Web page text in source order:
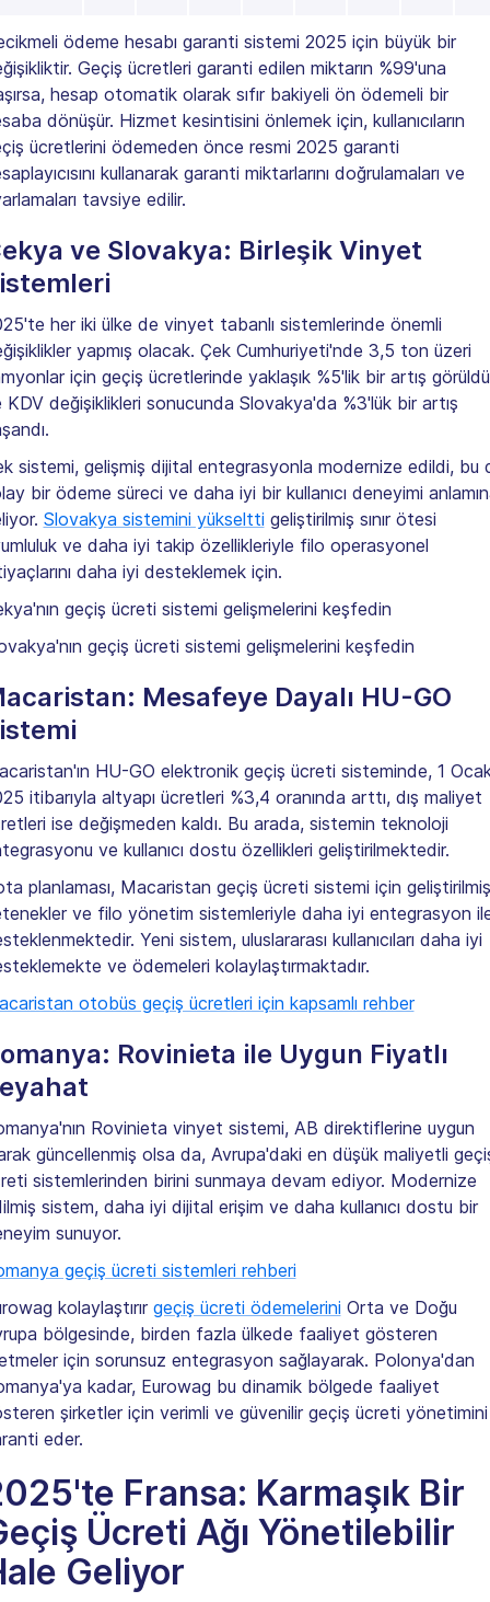
ödeme hesabı garanti sistemi 2025 için büyük bir
Geçiş ücretleri garanti edilen miktarın %99'una
hesap otomatik olarak sıfır bakiyeli ön ödemeli bir
dönüşür. Hizmet kesintisini önlemek için, kullanıcıların
ücretlerini ödemeden önce resmi 2025 garanti
kullanarak garanti miktarlarını doğrulamaları ve
tavsiye edilir.
ve Slovakya: Birleşik Vinyet
her iki ülke de vinyet tabanlı sistemlerinde önemli
yapmış olacak. Çek Cumhuriyeti'nde 3,5 ton üzeri
için geçiş ücretlerinde yaklaşık %5'lik bir artış görüldü
KDV değişiklikleri sonucunda Slovakya'da %3'lük bir artış
sistemi, gelişmiş dijital entegrasyonla modernize edildi, bu
bir ödeme süreci ve daha iyi bir kullanıcı deneyimi
Slovakya sistemini yükseltti geliştirilmiş sınır ötesi
ve daha iyi takip özellikleriyle filo operasyonel
daha iyi desteklemek için.
geçiş ücreti sistemi gelişmelerini keşfedin
geçiş ücreti sistemi gelişmelerini keşfedin
Mesafeye Dayalı HU-GO
HU-GO elektronik geçiş ücreti sisteminde, 1
itibarıyla altyapı ücretleri %3,4 oranında arttı, dış maliyet
ise değişmeden kaldı. Bu arada, sistemin teknoloji
ve kullanıcı dostu özellikleri geliştirilmektedir.
planlaması, Macaristan geçiş ücreti sistemi için geliştirilmiş
ve filo yönetim sistemleriyle daha iyi entegrasyon
Yeni sistem, uluslararası kullanıcıları daha iyi
ve ödemeleri kolaylaştırmaktadır.
otobüs geçiş ücretleri için kapsamlı rehber
Rovinieta ile Uygun Fiyatlı
Rovinieta vinyet sistemi, AB direktiflerine uygun
güncellenmiş olsa da, Avrupa'daki en düşük maliyetli
sistemlerinden birini sunmaya devam ediyor. Modernize
sistem, daha iyi dijital erişim ve daha kullanıcı dostu bir
sunuyor.
geçiş ücreti sistemleri rehberi
kolaylaştırır geçiş ücreti ödemelerini Orta ve Doğu
bölgesinde, birden fazla ülkede faaliyet gösteren
için sorunsuz entegrasyon sağlayarak. Polonya'dan
kadar, Eurowag bu dinamik bölgede faaliyet
şirketler için verimli ve güvenilir geçiş ücreti yönetimini
eder.
Fransa: Karmaşık Bir
Ücreti Ağı Yönetilebilir
Geliyor